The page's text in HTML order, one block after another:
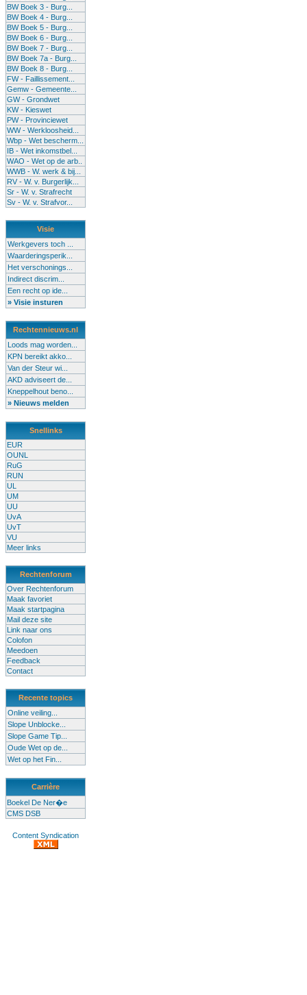
BW Boek 3 - Burg...
BW Boek 4 - Burg...
BW Boek 5 - Burg...
BW Boek 6 - Burg...
BW Boek 7 - Burg...
BW Boek 7a - Burg...
BW Boek 8 - Burg...
FW - Faillissement...
Gemw - Gemeente...
GW - Grondwet
KW - Kieswet
PW - Provinciewet
WW - Werkloosheid...
Wbp - Wet bescherm...
IB - Wet inkomstbel...
WAO - Wet op de arb..
WWB - W. werk & bij...
RV - W. v. Burgerlijk...
Sr - W. v. Strafrecht
Sv - W. v. Strafvor...
Visie
Werkgevers toch ...
Waarderingsperik...
Het verschonings...
Indirect discrim...
Een recht op ide...
» Visie insturen
Rechtennieuws.nl
Loods mag worden...
KPN bereikt akko...
Van der Steur wi...
AKD adviseert de...
Kneppelhout beno...
» Nieuws melden
Snellinks
EUR
OUNL
RuG
RUN
UL
UM
UU
UvA
UvT
VU
Meer links
Rechtenforum
Over Rechtenforum
Maak favoriet
Maak startpagina
Mail deze site
Link naar ons
Colofon
Meedoen
Feedback
Contact
Recente topics
Online veiling...
Slope Unblocke...
Slope Game Tip...
Oude Wet op de...
Wet op het Fin...
Carrière
Boekel De Ner�e
CMS DSB
Content Syndication